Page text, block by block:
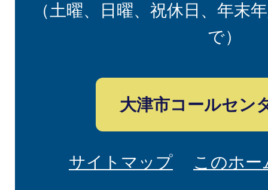
（土曜、日曜、祝休日、年末
で）
大津市コールセン
サイトマップ このホ